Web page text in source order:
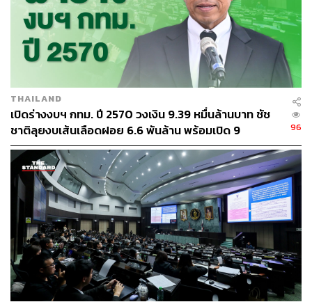
THAILAND
เปิดร่างงบฯ กทม. ปี 2570 วงเงิน 9.39 หมื่นล้านบาท ชัช
ชาติลุยงบเส้นเลือดฝอย 6.6 พันล้าน พร้อมเปิด 9
ยุทธศาสตร์พัฒนาเมือง
96